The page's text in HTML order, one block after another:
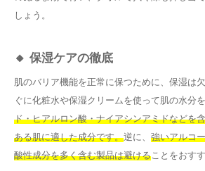
しょう。
🔸 保湿ケアの徹底
肌のバリア機能を正常に保つために、保湿は
ぐに化粧水や保湿クリームを使って肌の水分
ド・ヒアルロン酸・ナイアシンアミドなどを
ある肌に適した成分です。逆に、 強いアルコ
酸性成分を多く含む製品は避ける ことをおす